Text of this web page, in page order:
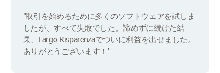
"取引を始めるために多くのソフトウェアを試しま
したが、すべて失敗でした。諦めずに続けた結
果、Largo Risparenzaでついに利益を出せました。
ありがとうございます！"